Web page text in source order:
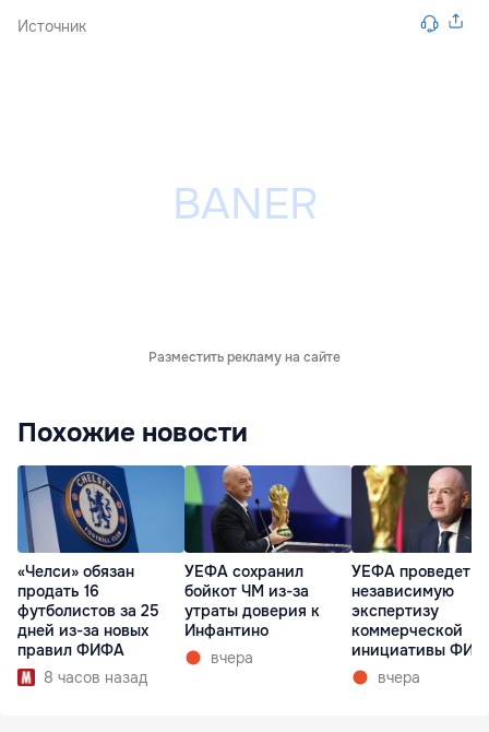
Источник
Разместить рекламу на сайте
Похожие новости
«Челси» обязан
продать 16
футболистов за 25
дней из-за новых
правил ФИФА
8 часов назад
УЕФА сохранил
бойкот ЧМ из-за
утраты доверия к
Инфантино
вчера
УЕФА проведет
независимую
экспертизу
коммерческой
инициативы
вчера